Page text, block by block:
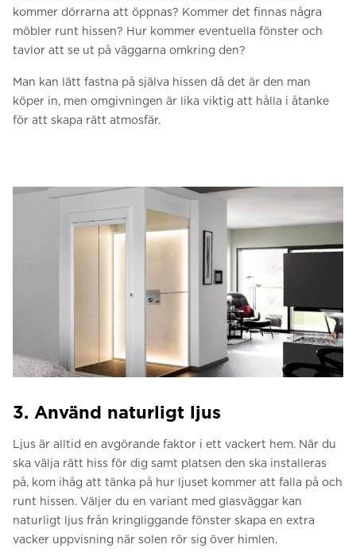
kommer dörrarna att öppnas? Kommer det finnas några
möbler runt hissen? Hur kommer eventuella fönster och
tavlor att se ut på väggarna omkring den?
Man kan lätt fastna på själva hissen då det är den man
köper in, men omgivningen är lika viktig att hålla i åtanke
för att skapa rätt atmosfär.
3. Använd naturligt ljus
Ljus är alltid en avgörande faktor i ett vackert hem. När du
ska välja rätt hiss för dig samt platsen den ska installeras
på, kom ihåg att tänka på hur ljuset kommer att falla på och
runt hissen. Väljer du en variant med glasväggar kan
naturligt ljus från kringliggande fönster skapa en extra
vacker uppvisning när solen rör sig över himlen.